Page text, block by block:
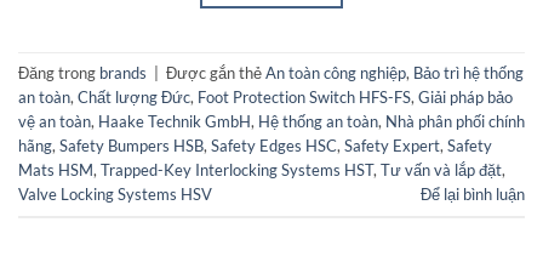
Đăng trong brands Được gắn thẻAn toàn công nghiệp, Bảo trì hệ thống
an toàn, Chất lượng Đức, Foot Protection Switch HFS-FS, Giải pháp bảo
vệ an toàn, Haake Technik GmbH, Hệ thống an toàn, Nhà phân phối chính
hãng, Safety Bumpers HSB, Safety Edges HSC, Safety Expert, Safety
Mats HSM, Trapped-Key Interlocking Systems HST, Tư vấn và lắp đặt,
Valve Locking Systems HSV
Để lại bình luận